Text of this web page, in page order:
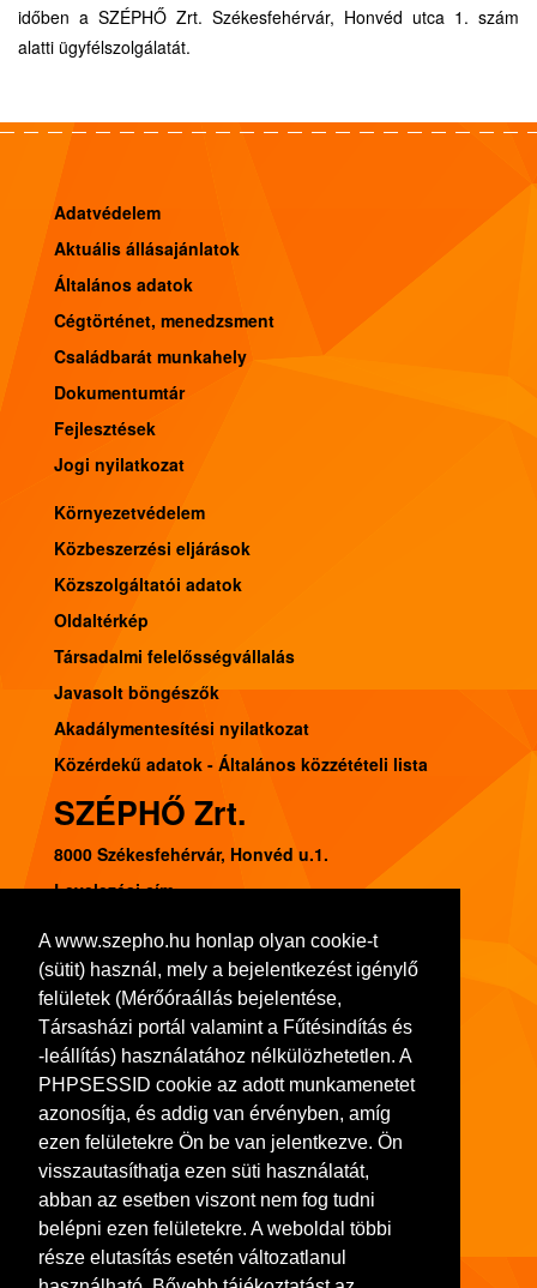
A www.szepho.hu honlap olyan cookie-t
(sütit) használ, mely a bejelentkezést igénylő
felületek (Mérőóraállás bejelentése,
Társasházi portál valamint a Fűtésindítás és
-leállítás) használatához nélkülözhetetlen. A
PHPSESSID cookie az adott munkamenetet
azonosítja, és addig van érvényben, amíg
ezen felületekre Ön be van jelentkezve. Ön
visszautasíthatja ezen süti használatát,
abban az esetben viszont nem fog tudni
belépni ezen felületekre. A weboldal többi
része elutasítás esetén változatlanul
időben a SZÉPHŐ Zrt. Székesfehérvár, Honvéd utca 1. szám
alatti ügyfélszolgálatát.
Adatvédelem
Aktuális állásajánlatok
Általános adatok
Cégtörténet, menedzsment
Családbarát munkahely
Dokumentumtár
Fejlesztések
Jogi nyilatkozat
Környezetvédelem
Közbeszerzési eljárások
Közszolgáltatói adatok
Oldaltérkép
Társadalmi felelősségvállalás
Javasolt böngészők
Akadálymentesítési nyilatkozat
Közérdekű adatok - Általános közzétételi lista
SZÉPHŐ Zrt.
8000 Székesfehérvár, Honvéd u.1.
Levelezési cím:
Tel.: (22) 541-300, Fax: (22) 314-252
Adószám: 11103413-2-07
Bankszámlaszám: 10918001-00000036-72480008
Cégjegyzék szám: 07-10-001064